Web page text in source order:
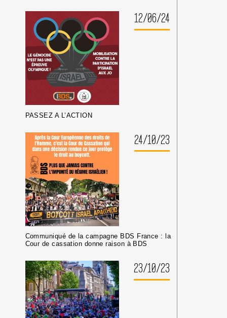
12/06/24
PASSEZ A L’ACTION
24/10/23
Communiqué de la campagne BDS France : la
Cour de cassation donne raison à BDS
23/10/23